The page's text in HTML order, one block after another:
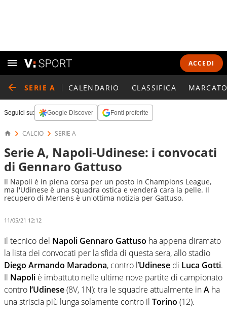
ACCEDI
SERIE A CALENDARIO CLASSIFICA
Seguici su: Google Discover Fonti preferite
CALCIO SERIE A
Serie A, Napoli-Udinese: i convocati
di Gennaro Gattuso
Il Napoli è in piena corsa per un posto in Champions League,
ma l'Udinese è una squadra ostica e venderà cara la pelle. Il
recupero di Mertens è un'ottima notizia per Gattuso.
11/05/21 12:12
Il tecnico del Napoli Gennaro Gattuso ha appena diramato
la lista dei convocati per la sfida di questa sera, allo stadio
Diego Armando Maradona, contro l’Udinese di Luca Gotti.
Il Napoli è imbattuto nelle ultime nove partite di campionato
contro l’Udinese(8V, 1N): tra le squadre attualmente inA ha
una striscia più lunga solamente contro il Torino (12).